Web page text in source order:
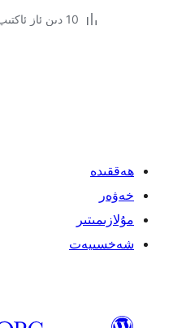
10 دىن ئاز ئاكتىپ ئورنىتىش
ھەققىدە
خەۋەر
مۇلازىمىتىر
شەخسىيەت